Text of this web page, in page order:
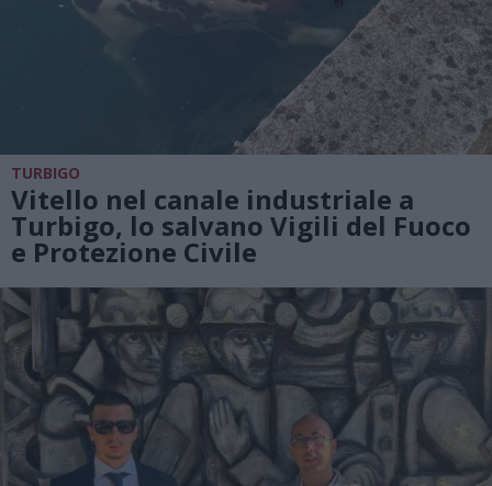
TURBIGO
Vitello nel canale industriale a
Turbigo, lo salvano Vigili del Fuoco
e Protezione Civile